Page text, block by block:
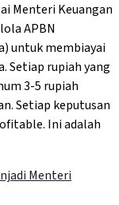
Menteri Keuangan
APBN
untuk membiayai
Setiap rupiah yang
3-5 rupiah
Setiap keputusan
Ini adalah
Menteri